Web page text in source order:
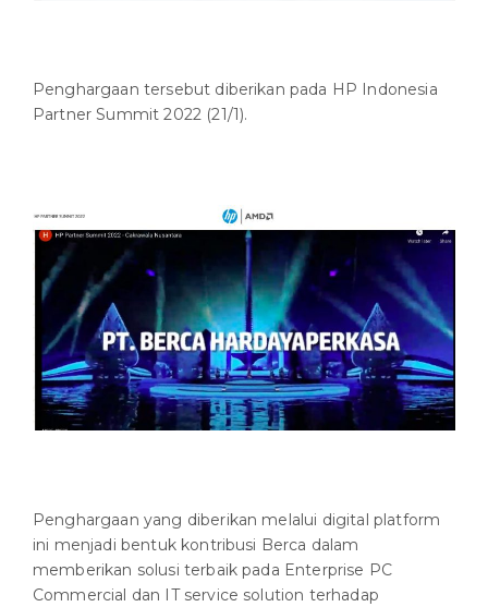
Penghargaan tersebut diberikan pada HP Indonesia
Partner Summit 2022 (21/1).
Penghargaan yang diberikan melalui digital platform
ini menjadi bentuk kontribusi Berca dalam
memberikan solusi terbaik pada Enterprise PC
Commercial dan IT service solution terhadap